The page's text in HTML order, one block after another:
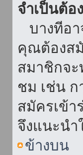
จำเป็นต้อ
บางทีอา
คุณต้องส
สมาชิกจ
ชม เช่น ก
สมัครเข้า
จึงแนะน
ข้างบน